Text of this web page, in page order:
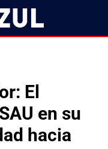
El
en su
hacia